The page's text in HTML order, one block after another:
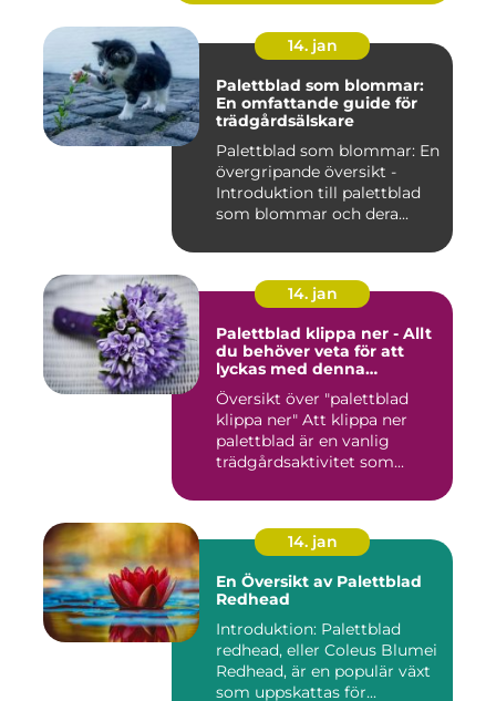
14. jan
Palettblad som blommar:
En omfattande guide för
trädgårdsälskare
Palettblad som blommar: En
övergripande översikt -
Introduktion till palettblad
som blommar och dera...
14. jan
Palettblad klippa ner - Allt
du behöver veta för att
lyckas med denna
populära trädgårdsaktivitet
Översikt över "palettblad
klippa ner" Att klippa ner
palettblad är en vanlig
trädgårdsaktivitet som...
14. jan
En Översikt av Palettblad
Redhead
Introduktion: Palettblad
redhead, eller Coleus Blumei
Redhead, är en populär växt
som uppskattas för...